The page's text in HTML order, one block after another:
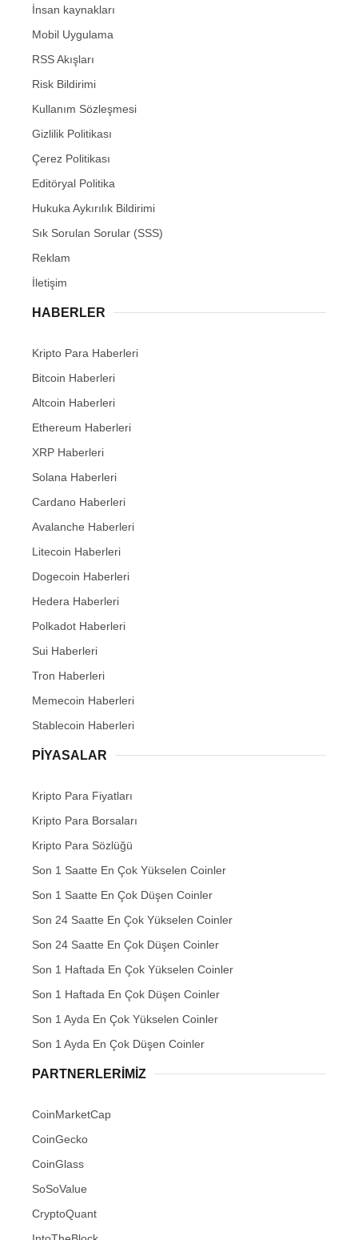
İnsan kaynakları
Mobil Uygulama
RSS Akışları
Risk Bildirimi
Kullanım Sözleşmesi
Gizlilik Politikası
Çerez Politikası
Editöryal Politika
Hukuka Aykırılık Bildirimi
Sık Sorulan Sorular (SSS)
Reklam
İletişim
HABERLER
Kripto Para Haberleri
Bitcoin Haberleri
Altcoin Haberleri
Ethereum Haberleri
XRP Haberleri
Solana Haberleri
Cardano Haberleri
Avalanche Haberleri
Litecoin Haberleri
Dogecoin Haberleri
Hedera Haberleri
Polkadot Haberleri
Sui Haberleri
Tron Haberleri
Memecoin Haberleri
Stablecoin Haberleri
PIYASALAR
Kripto Para Fiyatları
Kripto Para Borsaları
Kripto Para Sözlüğü
Son 1 Saatte En Çok Yükselen Coinler
Son 1 Saatte En Çok Düşen Coinler
Son 24 Saatte En Çok Yükselen Coinler
Son 24 Saatte En Çok Düşen Coinler
Son 1 Haftada En Çok Yükselen Coinler
Son 1 Haftada En Çok Düşen Coinler
Son 1 Ayda En Çok Yükselen Coinler
Son 1 Ayda En Çok Düşen Coinler
PARTNERLERIMIZ
CoinMarketCap
CoinGecko
CoinGlass
SoSoValue
CryptoQuant